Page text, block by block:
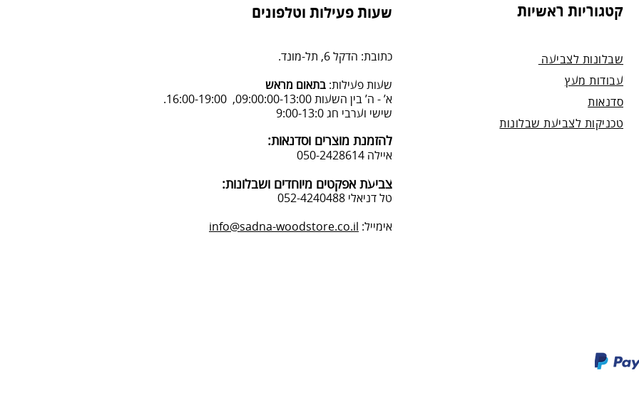
שעות פעילות וטלפונים
כתובת: הדקל 6, תל-מונד.
שעות פעילות: בתאום מראש
א’ - ה’ בין השעות 09:00:00-13:00, 16:00-19:00.
שישי וערבי חג 9:00-13:0
להזמנת מוצרים וסדנאות:
איילה 050-2428614
צביעת אפקטים מיוחדים ושבלונות:
טל דניאלי 052-4240488
אימייל: info@sadna-woodstore.co.il
קטגוריות ראשיות
שבלונות לצביעה
עבודות מעץ
סדנאות
טכניקות לצביעת שבלונות